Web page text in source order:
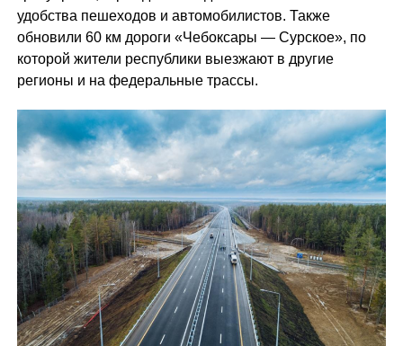
удобства пешеходов и автомобилистов. Также
обновили 60 км дороги «Чебоксары — Сурское», по
которой жители республики выезжают в другие
регионы и на федеральные трассы.